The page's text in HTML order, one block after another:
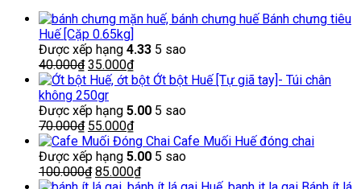
Bánh chưng tiêu
Huế [Cặp 0.65kg]
Được xếp hạng 4.33 5 sao
40.000₫ Giá
gốc
là:
40.000₫.
35.000₫Giá
hiện
là:
35.000₫.
Ớt bột Huế [Tự giã tay]- Túi chân
không 250gr
Được xếp hạng 5.00 5 sao
70.000₫ Giá
gốc
là:
70.000₫.
55.000₫Giá
hiện
tại
là:
Cafe Muối Huế đóng chai
Được xếp hạng 5.00 5 sao
100.000₫ Giá
85.000₫Giá